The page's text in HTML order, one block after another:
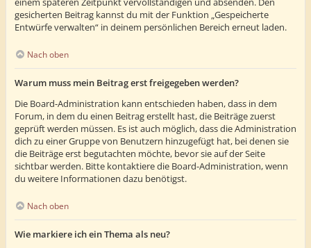
gesicherten Beitrag kannst du mit der Funktion „Gespeicherte
Entwürfe verwalten“ in deinem persönlichen Bereich erneut laden.
Nach oben
Warum muss mein Beitrag erst freigegeben werden?
Die Board-Administration kann entschieden haben, dass in dem
Forum, in dem du einen Beitrag erstellt hast, die Beiträge zuerst
geprüft werden müssen. Es ist auch möglich, dass die Administration
dich zu einer Gruppe von Benutzern hinzugefügt hat, bei denen sie
die Beiträge erst begutachten möchte, bevor sie auf der Seite
sichtbar werden. Bitte kontaktiere die Board-Administration, wenn
du weitere Informationen dazu benötigst.
Nach oben
Wie markiere ich ein Thema als neu?